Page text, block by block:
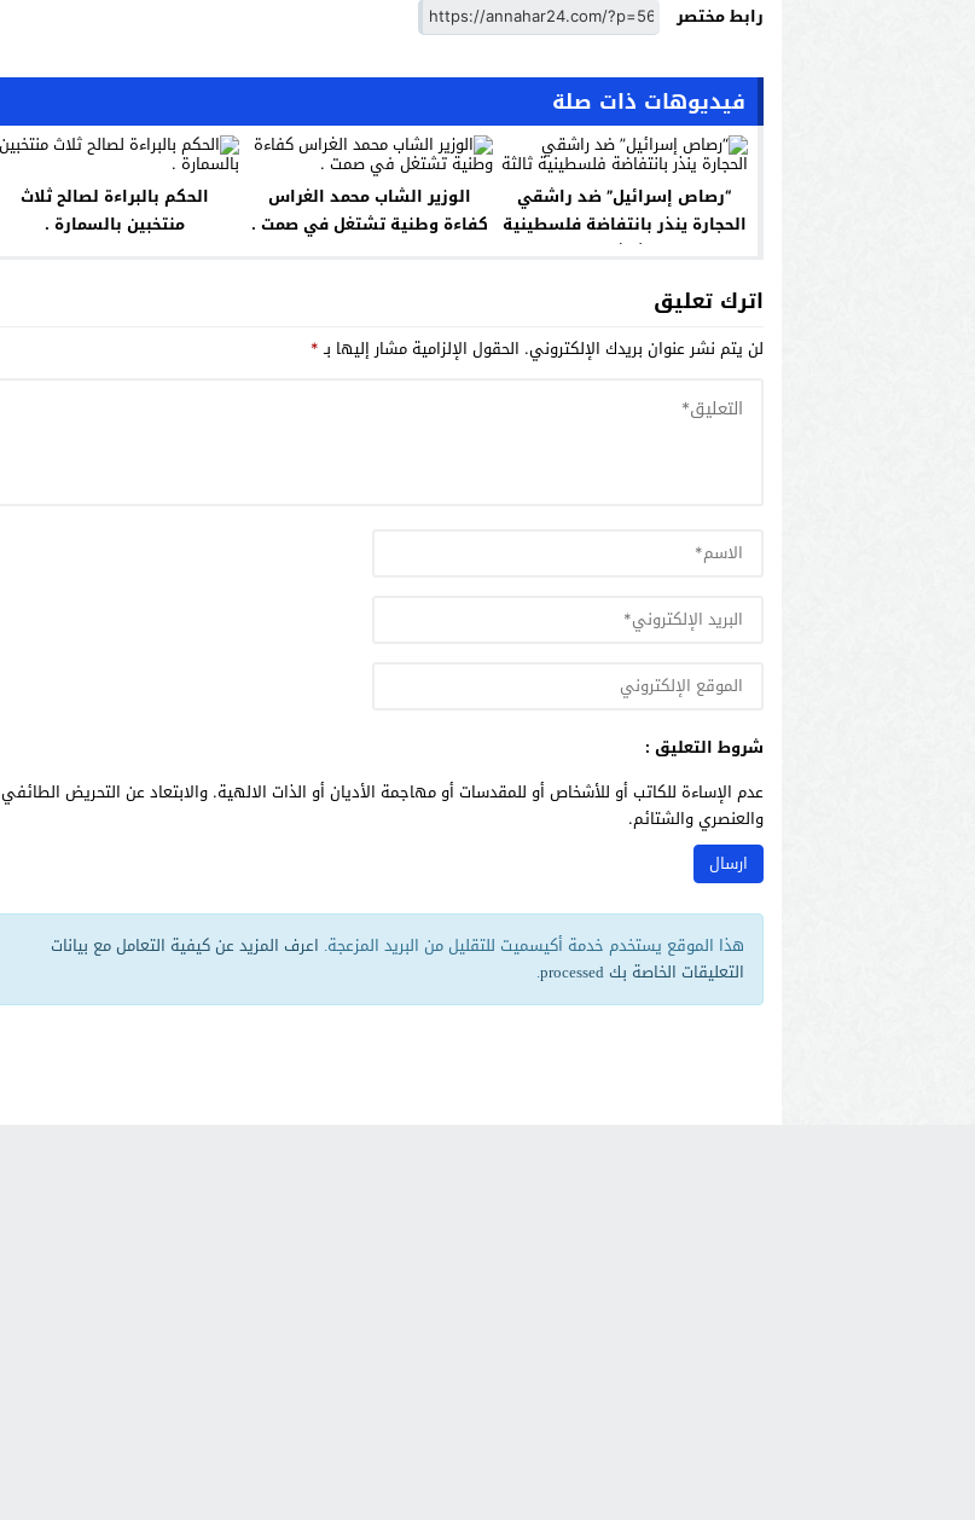
رابط مختصر
فيديوهات ذات صلة
“رصاص إسرائيل” ضد راشقي
الحجارة ينذر بانتفاضة فلسطينية
ثالثة
الوزير الشاب محمد الغراس
كفاءة وطنية تشتغل في صمت .
الحكم بالبراءة لصالح ثلاث
منتخبين بالسمارة .
اترك تعليق
لن يتم نشر عنوان بريدك الإلكتروني. الحقول الإلزامية مشار إليها بـ*
شروط التعليق :
عدم الإساءة للكاتب أو للأشخاص أو للمقدسات أو مهاجمة الأديان أو الذات الالهية. والابتعاد عن التحريض الطائفي
والعنصري والشتائم.
هذا الموقع يستخدم خدمة أكيسميت للتقليل من البريد المزعجة. اعرف المزيد عن كيفية التعامل مع بيانات
التعليقات الخاصة بك processed
.